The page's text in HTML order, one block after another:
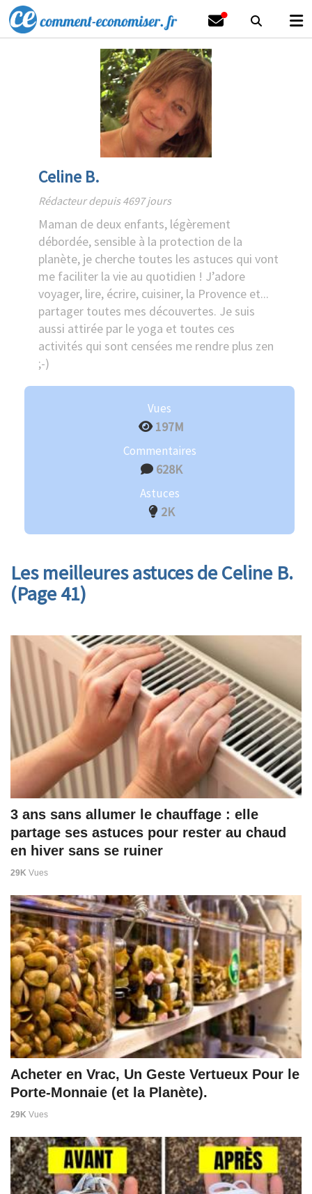
Celine B.
Rédacteur depuis 4697 jours
Maman de deux enfants, légèrement
débordée, sensible à la protection de la
planète, je cherche toutes les astuces qui vont
me faciliter la vie au quotidien ! J’adore
voyager, lire, écrire, cuisiner, la Provence et...
partager toutes mes découvertes. Je suis
aussi attirée par le yoga et toutes ces
activités qui sont censées me rendre plus zen
;-)
Vues
197M
Commentaires
628K
Astuces
2K
Les meilleures astuces de Celine B.
(Page 41)
3 ans sans allumer le chauffage : elle
partage ses astuces pour rester au chaud
en hiver sans se ruiner
29K Vues
Acheter en Vrac, Un Geste Vertueux Pour le
Porte-Monnaie (et la Planète).
29K Vues